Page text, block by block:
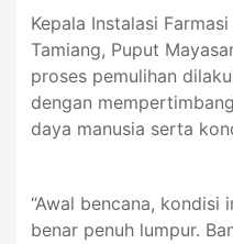
Kepala Instalasi
Tamiang, Puput
proses pemulihan
dengan
daya manusia serta
“Awal bencana, kondisi
benar penuh lumpur.